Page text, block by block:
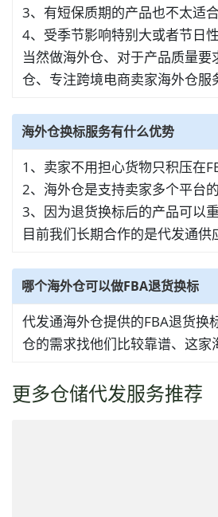
3、有短保质期的产品也不太适
4、受季节影响特别大或者节日
当然做海外仓、对于产品质量
仓、专注跨境电商卖家海外仓服
海外仓换标服务有什么优势
1、卖家不用担心货物只积压在
2、海外仓是支持卖家多个平台
3、因为退货换标后的产品可以
目前我们长期合作的是代发通
哪个海外仓可以做FBA退货换标
代发通海外仓提供的FBA退货
仓的需求找他们比较靠谱、这家
更多仓储代发服务推荐